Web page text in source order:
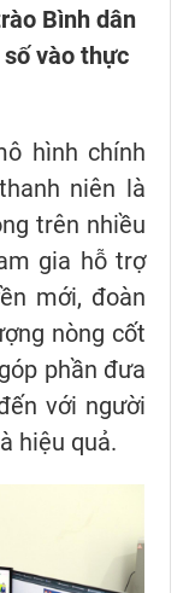
Bình dân
vào thực
hình chính
niên là
trên nhiều
gia hỗ trợ
mới, đoàn
nòng cốt
phần đưa
với người
hiệu quả.